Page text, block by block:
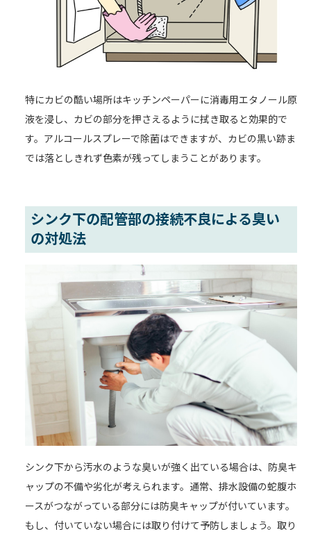
特にカビの酷い場所はキッチンペーパーに消毒用エタノール原
液を浸し、カビの部分を押さえるように拭き取ると効果的で
す。アルコールスプレーで除菌はできますが、カビの黒い跡ま
では落としきれず色素が残ってしまうことがあります。
シンク下の配管部の接続不良による臭い
の対処法
シンク下から汚水のような臭いが強く出ている場合は、防臭キ
ャップの不備や劣化が考えられます。通常、排水設備の蛇腹ホ
ースがつながっている部分には防臭キャップが付いています。
もし、付いていない場合には取り付けて予防しましょう。取り